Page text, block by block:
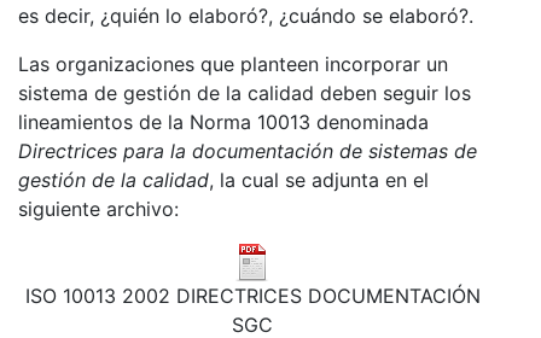
es decir, ¿quién lo elaboró?, ¿cuándo se elaboró?.
Las organizaciones que planteen incorporar un
sistema de gestión de la calidad deben seguir los
lineamientos de la Norma 10013 denominada
Directrices para la documentación de sistemas de
gestión de la calidad, la cual se adjunta en el
siguiente archivo:
ISO 10013 2002 DIRECTRICES DOCUMENTACIÓN
SGC